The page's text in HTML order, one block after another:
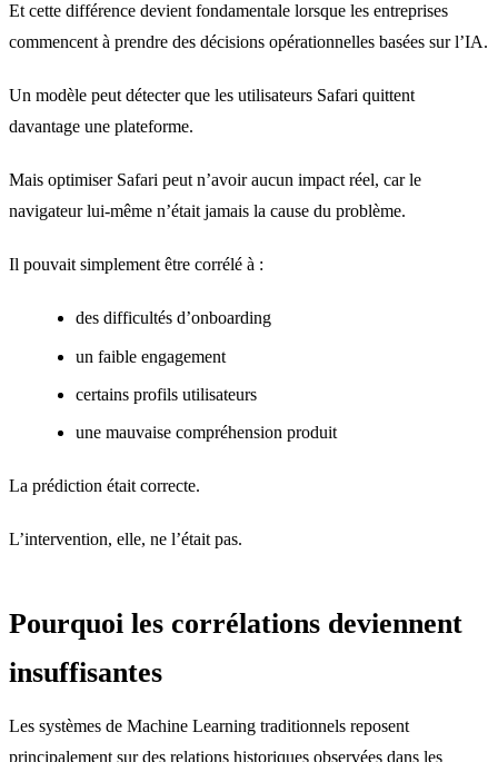
Et cette différence devient fondamentale lorsque les entreprises
commencent à prendre des décisions opérationnelles basées sur l’IA.
Un modèle peut détecter que les utilisateurs Safari quittent
davantage une plateforme.
Mais optimiser Safari peut n’avoir aucun impact réel, car le
navigateur lui-même n’était jamais la cause du problème.
Il pouvait simplement être corrélé à :
des difficultés d’onboarding
un faible engagement
certains profils utilisateurs
une mauvaise compréhension produit
La prédiction était correcte.
L’intervention, elle, ne l’était pas.
Pourquoi les corrélations deviennent
insuffisantes
Les systèmes de Machine Learning traditionnels reposent
principalement sur des relations historiques observées dans les